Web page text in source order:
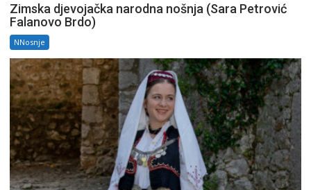
Zimska djevojačka narodna nošnja (Sara Petrović
Falanovo Brdo)
NNosnje